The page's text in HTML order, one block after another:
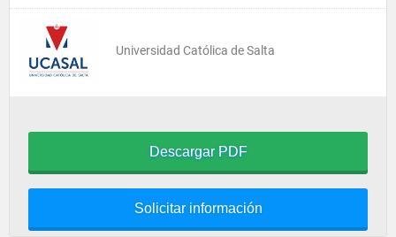
Universidad Católica de Salta
Descargar PDF
Solicitar información